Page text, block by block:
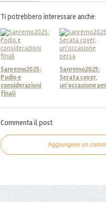
Ti potrebbero interessare anche:
Sanremo2025:
Podio e
considerazioni
finali
Sanremo2025:
Serata cover,
un'occasione
Commenta il post
Aggiungere un